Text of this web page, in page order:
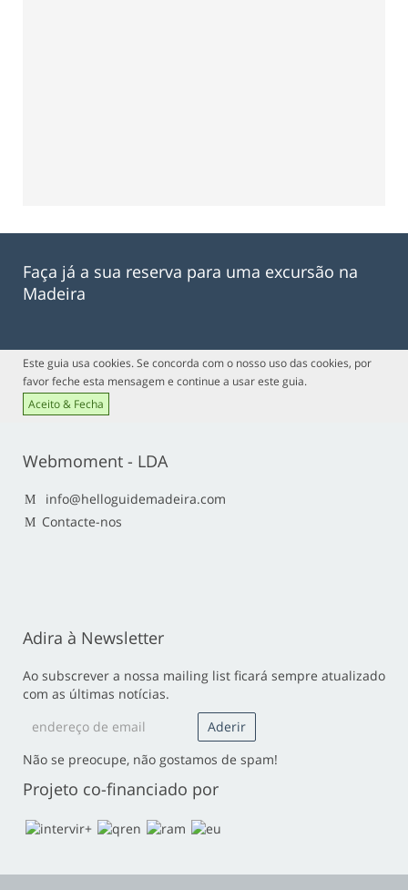
Faça já a sua reserva para uma excursão na
Madeira
Este guia usa cookies. Se concorda com o nosso uso das cookies, por
favor feche esta mensagem e continue a usar este guia.
Aceito & Fecha
Webmoment - LDA
info@helloguidemadeira.com
Contacte-nos
Adira à Newsletter
Ao subscrever a nossa mailing list ficará sempre atualizado
com as últimas notícias.
Não se preocupe, não gostamos de spam!
Projeto co-financiado por